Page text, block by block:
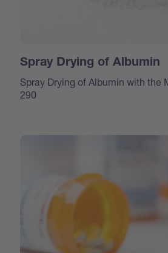
Spray Drying of Albumin
Spray Drying of Albumin with the
290